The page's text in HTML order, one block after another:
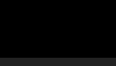
Copyright ©